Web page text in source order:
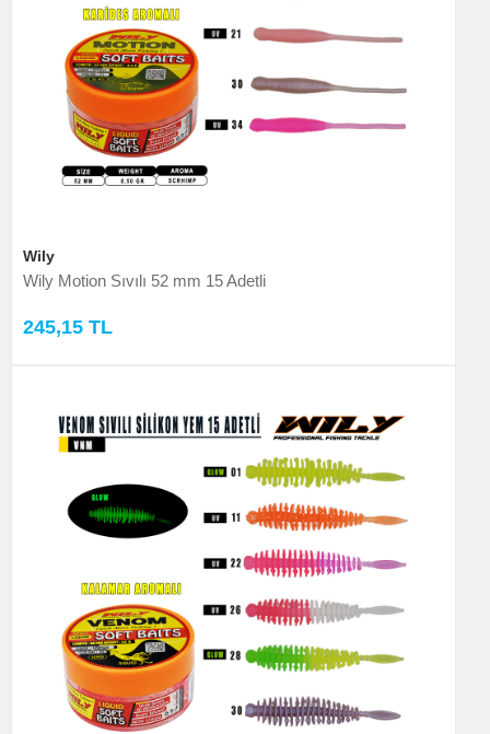
Wily
Wily Motion Sıvılı 52 mm 15 Adetli
245,15 TL